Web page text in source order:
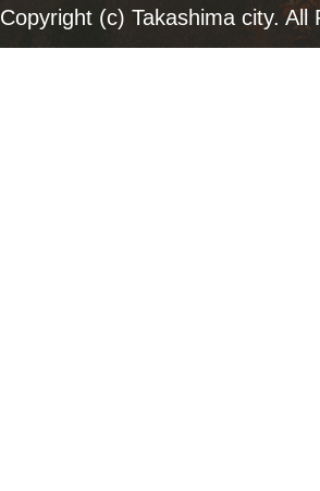
Copyright (c) Takashima city. All